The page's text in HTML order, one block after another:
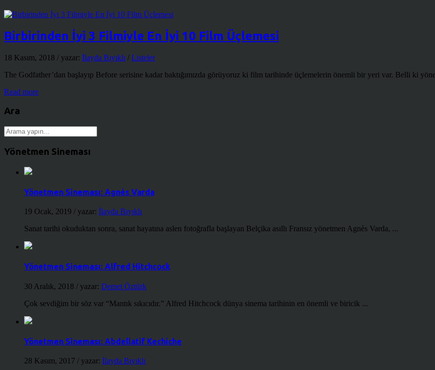
Birbirinden İyi 3 Filmiyle En İyi 10 Film Üçlemesi
18 Kasım, 2018 / yazar: İlayda Bıyıklı / Listeler
The Godfather’dan başlayıp Before serisine kadar baktığımızda görüyoruz ki film tarihinde üçlemelerin önemli bir yeri var. Belli ki
Read more
Ara
Yönetmen Sineması
Yönetmen Sineması: Agnès Varda
19 Ocak, 2019 / yazar: İlayda Bıyıklı
Sanat tarihi okuduktan sonra, sanat hayatına aslen fotoğrafla başlayan Belçika asıllı Fransız yönetmen Agnès Varda, ...
Yönetmen Sineması: Alfred Hitchcock
30 Aralık, 2018 / yazar: Demet Öztürk
Çok sevdiğim bir söz var “Mantık sıkıcıdır.” Alfred Hitchcock dünya sinema tarihinin en önemli ve biricik ...
Yönetmen Sineması: Abdellatif Kechiche
28 Kasım, 2017 / yazar: İlayda Bıyıklı